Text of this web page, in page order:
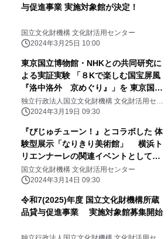
与促進事業 実施対象館が決定！
国立文化財機構 文化財活用センター
2024年3月25日 10:00
東京国立博物館・NHKとの共同研究に
よる実証実験 「８Kで楽しむ国宝屏風
『洛中洛外 京めぐり』」を 東京国立
博物館にて開催！(3/19～4/7)
独立行政法人国立文化財機構 文化財活用セン
ター2024年3月19日 09:30
『びじゅチューン！』とコラボした 体
験型展示「なりきり美術館」 横浜ト
リエンナーレの関連イベントとして
2024年3月15日(金)からNHK横浜放送
局で開催！
国立文化財機構 文化財活用センター
2024年3月14日 09:30
令和7(2025)年度 国立文化財機構所蔵
品貸与促進事業 実施対象館募集開始